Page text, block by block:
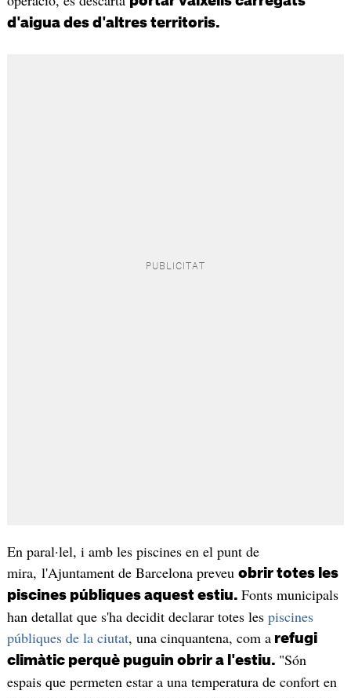
d'aigua des d'altres territoris.
En paral·lel, i amb les piscines en el punt de
mira, l'Ajuntament de Barcelona preveu obrir totes les
piscines públiques aquest estiu. Fonts municipals
han detallat que s'ha decidit declarar totes les piscines
públiques de la ciutat, una cinquantena, com arefugi
climàtic perquè puguin obrir a l'estiu. "Són
espais que permeten estar a una temperatura de confort en